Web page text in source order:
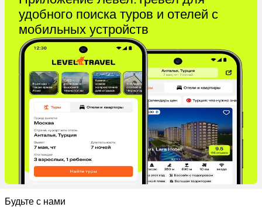
удобного поиска туров и отелей с
мобильных устройств
Будьте с нами